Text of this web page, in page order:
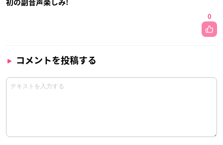
初の副音声楽しみ!
0
コメントを投稿する